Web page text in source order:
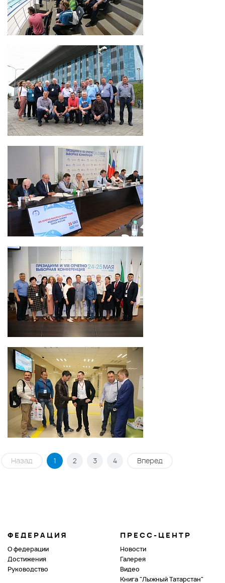
Назад 1 2 3 4 Вперед
ФЕДЕРАЦИЯ
О федерации
Достижения
Руководство
ПРЕСС-ЦЕНТР
Новости
Галерея
Видео
Книга "Лыжный Татарстан"